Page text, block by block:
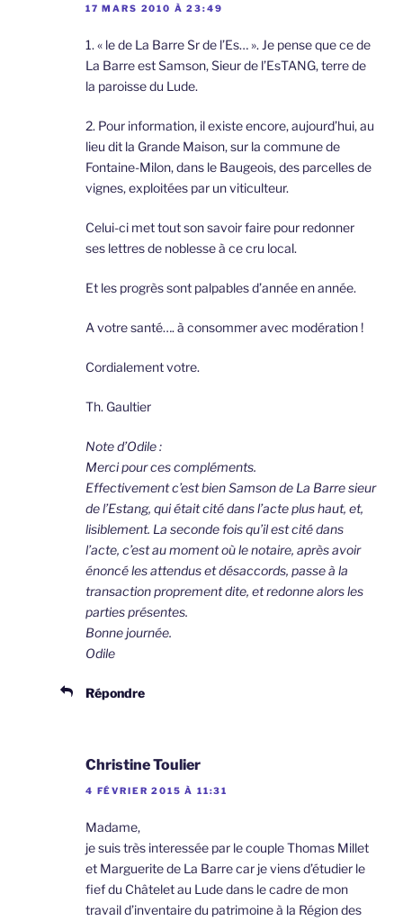
17 MARS 2010 À 23:49
1. « le de La Barre Sr de l’Es… ». Je pense que ce de
La Barre est Samson, Sieur de l’EsTANG, terre de
la paroisse du Lude.
2. Pour information, il existe encore, aujourd’hui, au
lieu dit la Grande Maison, sur la commune de
Fontaine-Milon, dans le Baugeois, des parcelles de
vignes, exploitées par un viticulteur.
Celui-ci met tout son savoir faire pour redonner
ses lettres de noblesse à ce cru local.
Et les progrès sont palpables d’année en année.
A votre santé…. à consommer avec modération !
Cordialement votre.
Th. Gaultier
Note d’Odile :
Merci pour ces compléments.
Effectivement c’est bien Samson de La Barre sieur
de l’Estang, qui était cité dans l’acte plus haut, et,
lisiblement. La seconde fois qu’il est cité dans
l’acte, c’est au moment où le notaire, après avoir
énoncé les attendus et désaccords, passe à la
transaction proprement dite, et redonne alors les
parties présentes.
Bonne journée.
Odile
Répondre
Christine Toulier
4 FÉVRIER 2015 À 11:31
Madame,
je suis très interessée par le couple Thomas Millet
et Marguerite de La Barre car je viens d’étudier le
fief du Châtelet au Lude dans le cadre de mon
travail d’inventaire du patrimoine à la Région des